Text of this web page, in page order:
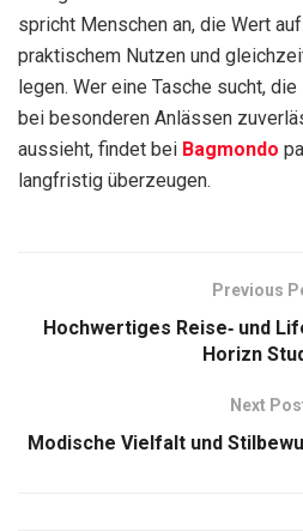
spricht Menschen an, die Wert
praktischem Nutzen und
legen. Wer eine Tasche sucht,
bei besonderen Anlässen
aussieht, findet bei Bagmondo
langfristig überzeugen.
Previous
Hochwertiges Reise‑ und
Horizn
Next
Modische Vielfalt und